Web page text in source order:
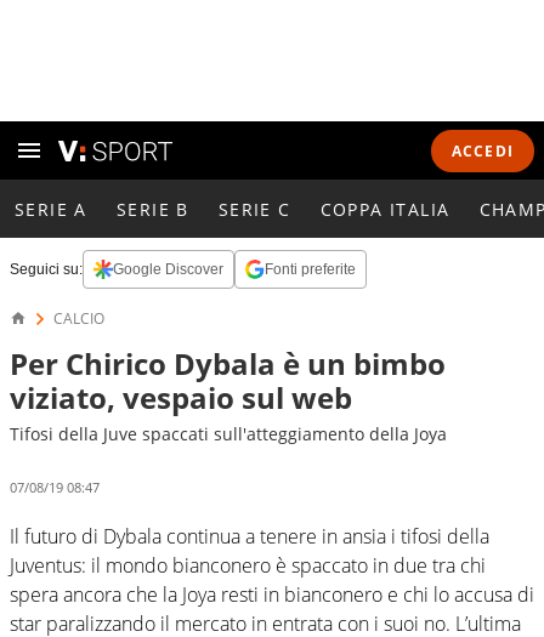
ACCEDI
SERIE A SERIE B SERIE C COPPA ITALIA
Seguici su: Google Discover Fonti preferite
CALCIO
Per Chirico Dybala è un bimbo
viziato, vespaio sul web
Tifosi della Juve spaccati sull'atteggiamento della Joya
07/08/19 08:47
Il futuro di Dybala continua a tenere in ansia i tifosi della
Juventus: il mondo bianconero è spaccato in due tra chi
spera ancora che la Joya resti in bianconero e chi lo accusa di
star paralizzando il mercato in entrata con i suoi no. L’ultima